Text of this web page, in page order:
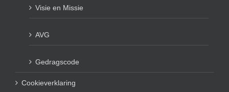
Visie en Missie
AVG
Gedragscode
Cookieverklaring